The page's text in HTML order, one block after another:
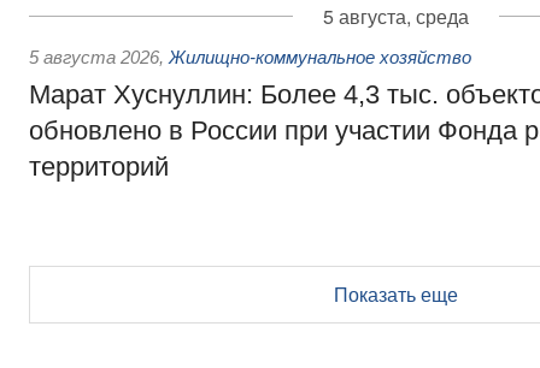
5 августа, среда
5 августа 2026, Жилищно-коммунальное хозяйство
Марат Хуснуллин: Более 4,3 тыс.
обновлено в России при участии Фонда
территорий
Показать еще